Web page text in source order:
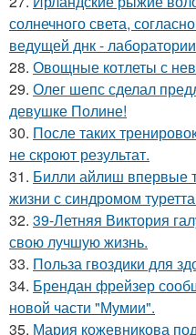
солнечного света,
ведущей днк -
28. Овощные котлеты с
29. Олег шепс сделал
девушке Полине!
30. После таких
не скроют результат.
31. Билли айлиш впервые
жизни с синдромом
32. 39-Летняя Виктория
свою лучшую жизнь.
33. Польза гвоздики для
34. Брендан фрейзер
новой части "Мумии".
35. Мария кожевникова